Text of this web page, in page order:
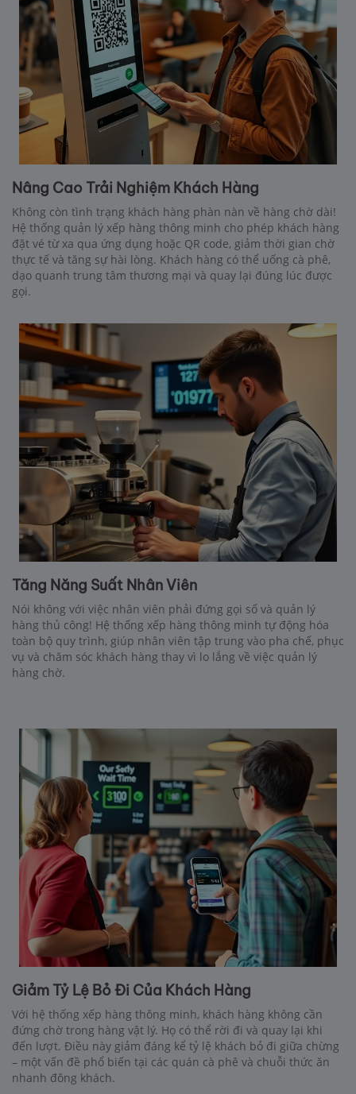
Nâng Cao Trải Nghiệm Khách Hàng
Không còn tình trạng khách hàng phàn nàn về hàng chờ dài!
Hệ thống quản lý xếp hàng thông minh cho phép khách hàng
đặt vé từ xa qua ứng dụng hoặc QR code, giảm thời gian chờ
thực tế và tăng sự hài lòng. Khách hàng có thể uống cà phê,
dạo quanh trung tâm thương mại và quay lại đúng lúc được
gọi.
Tăng Năng Suất Nhân Viên
Nói không với việc nhân viên phải đứng gọi số và quản lý
hàng thủ công! Hệ thống xếp hàng thông minh tự động hóa
toàn bộ quy trình, giúp nhân viên tập trung vào pha chế, phục
vụ và chăm sóc khách hàng thay vì lo lắng về việc quản lý
hàng chờ.
Giảm Tỷ Lệ Bỏ Đi Của Khách Hàng
Với hệ thống xếp hàng thông minh, khách hàng không cần
đứng chờ trong hàng vật lý. Họ có thể rời đi và quay lại khi
đến lượt. Điều này giảm đáng kể tỷ lệ khách bỏ đi giữa chừng
– một vấn đề phổ biến tại các quán cà phê và chuỗi thức ăn
nhanh đông khách.